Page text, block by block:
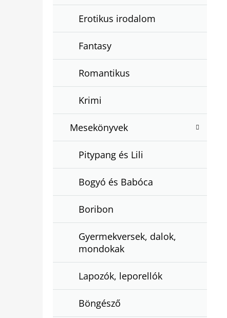
Erotikus irodalom
Fantasy
Romantikus
Krimi
Mesekönyvek
Pitypang és Lili
Bogyó és Babóca
Boribon
Gyermekversek, dalok,
mondokak
Lapozók, leporellók
Böngésző